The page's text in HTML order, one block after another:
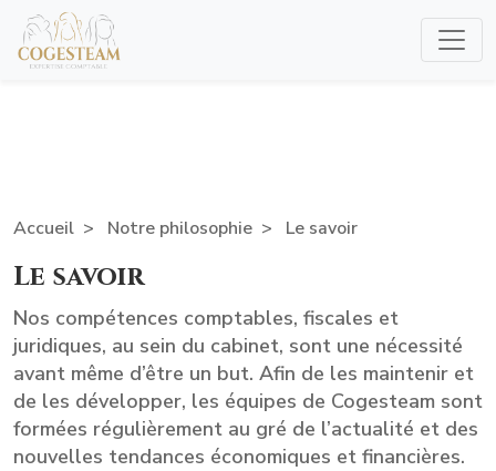
Accueil Notre philosophie Le savoir
Le savoir
Nos compétences comptables, fiscales et
juridiques, au sein du cabinet, sont une nécessité
avant même d’être un but. Afin de les maintenir et
de les développer, les équipes de Cogesteam sont
formées régulièrement au gré de l’actualité et des
nouvelles tendances économiques et financières.